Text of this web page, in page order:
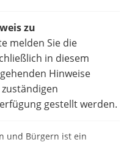
zu
melden Sie die
in diesem
Hinweise
gestellt werden.
und Bürgern ist ein